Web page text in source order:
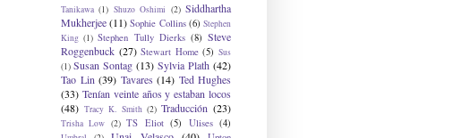
Tanikawa (1) Shuzo Oshimi (2) Siddhartha
Mukherjee (11) Sophie Collins (6) Stephen
King (1) Stephen Tully Dierks (8) Steve
Roggenbuck (27) Stewart Home (5) Sus
(1) Susan Sontag (13) Sylvia Plath (42)
Tao Lin (39) Tavares (14) Ted Hughes
(33) Tenían veinte años y estaban locos
(48) Tracy K. Smith (2) Traducción (23)
Trisha Low (2) TS Eliot (5) Ulises (4)